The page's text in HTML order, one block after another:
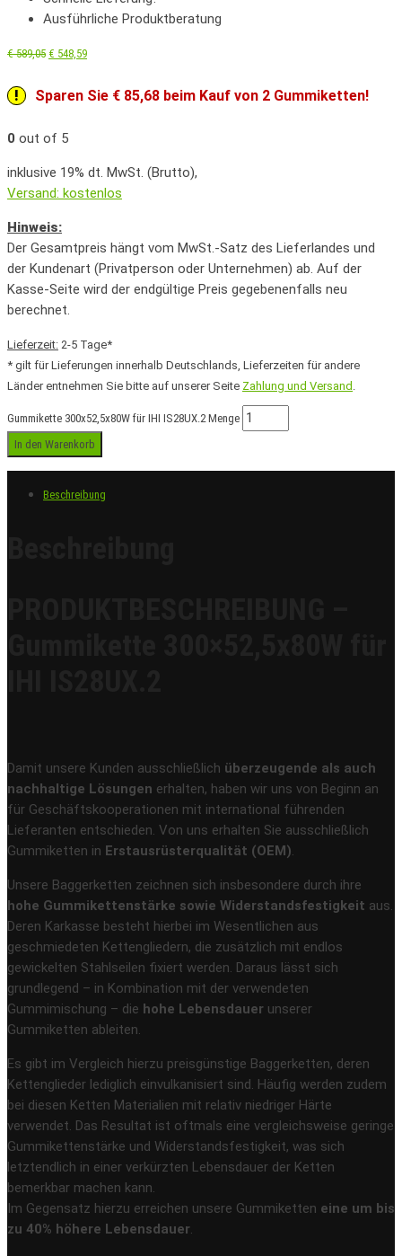
Ausführliche Produktberatung
€589,05 € 548,59
Sparen Sie € 85,68 beim Kauf von 2 Gummiketten!
0 out of 5
inklusive 19% dt. MwSt. (Brutto),
Versand: kostenlos
Hinweis:
Der Gesamtpreis hängt vom MwSt.-Satz des Lieferlandes und
der Kundenart (Privatperson oder Unternehmen) ab. Auf der
Kasse-Seite wird der endgültige Preis gegebenenfalls neu
berechnet.
Lieferzeit: 2-5 Tage*
* gilt für Lieferungen innerhalb Deutschlands, Lieferzeiten für andere
Länder entnehmen Sie bitte auf unserer Seite Zahlung und Versand
Gummikette 300x52,5x80W für IHI IS28UX.2 Menge
In den Warenkorb
Beschreibung
Damit unsere Kunden ausschließlich überzeugende als auch
nachhaltige Lösungen erhalten, haben wir uns von Beginn an
für Geschäftskooperationen mit international führenden
Lieferanten entschieden. Von uns erhalten Sie ausschließlich
Gummiketten in Erstausrüsterqualität (OEM).
Unsere Baggerketten zeichnen sich insbesondere durch ihre
hohe Gummikettenstärke sowie Widerstandsfestigkeit aus.
Deren Karkasse besteht hierbei im Wesentlichen aus
geschmiedeten Kettengliedern, die zusätzlich mit endlos
gewickelten Stahlseilen fixiert werden. Daraus lässt sich
grundlegend – in Kombination mit der verwendeten
Gummimischung – die hohe Lebensdauer unserer
Gummiketten ableiten.
Es gibt im Vergleich hierzu preisgünstige Baggerketten, deren
Kettenglieder lediglich einvulkanisiert sind. Häufig werden zudem
bei diesen Ketten Materialien mit relativ niedriger Härte
verwendet. Das Resultat ist oftmals eine vergleichsweise geringe
Gummikettenstärke und Widerstandsfestigkeit, was sich
letztendlich in einer verkürzten Lebensdauer der Ketten
bemerkbar machen kann.
Im Gegensatz hierzu erreichen unsere Gummiketten eine um bis
zu 40% höhere Lebensdauer.